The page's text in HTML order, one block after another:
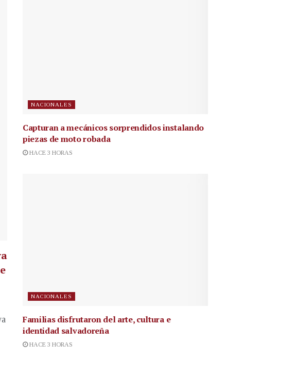
NACIONALES
Capturan a mecánicos sorprendidos instalando
piezas de moto robada
HACE 3 HORAS
NACIONALES
Familias disfrutaron del arte, cultura e
identidad salvadoreña
HACE 3 HORAS